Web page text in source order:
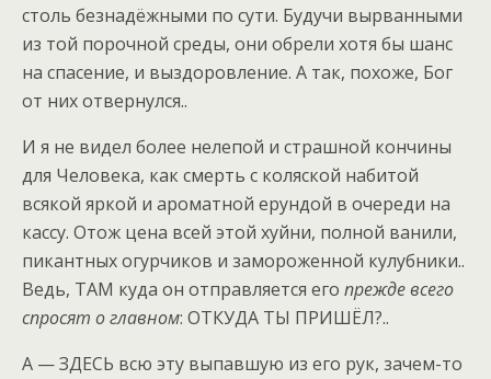
столь безнадёжными по сути. Будучи вырванными
из той порочной среды, они обрели хотя бы шанс
на спасение, и выздоровление. А так, похоже, Бог
от них отвернулся..
И я не видел более нелепой и страшной кончины
для Человека, как смерть с коляской набитой
всякой яркой и ароматной ерундой в очереди на
кассу. Отож цена всей этой хуйни, полной ванили,
пикантных огурчиков и замороженной кулубники..
Ведь, ТАМ куда он отправляется его прежде всего
спросят о главном: ОТКУДА ТЫ ПРИШЁЛ?..
А — ЗДЕСЬ всю эту выпавшую из его рук, зачем-то